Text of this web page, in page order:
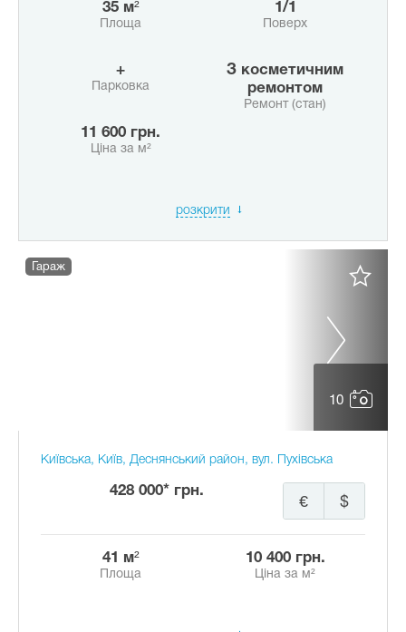
35 м²
Площа
1/1
Поверх
+
Парковка
з косметичним
ремонтом
Ремонт (стан)
11 600 грн.
Ціна за м²
розкрити
10
Гараж
Київська, Київ, Деснянський район, вул. Пухівська
428 000* грн.
$
€
41 м²
Площа
10 400 грн.
Ціна за м²